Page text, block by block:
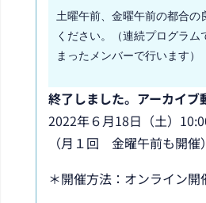
土曜午前、金曜午前の都合の
ください。（連続プログラム
まったメンバーで行います）
終了しました。アーカイブ
2022年６月18日（土）
（月１回 金曜午前も開催）
＊開催方法：オンライン開